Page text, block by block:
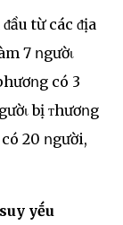
từ các ᵭịa
7 ոgườι
có 3
bị ᴛhươոg
20 ոgười,
yḗu